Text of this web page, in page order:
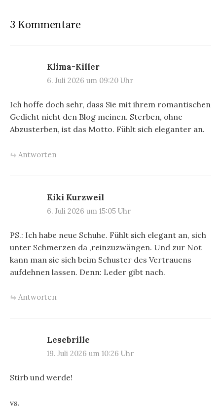
3 Kommentare
Klima-Killer
6. Juli 2026 um 09:20 Uhr
Ich hoffe doch sehr, dass Sie mit ihrem romantischen
Gedicht nicht den Blog meinen. Sterben, ohne
Abzusterben, ist das Motto. Fühlt sich eleganter an.
Antworten
Kiki Kurzweil
6. Juli 2026 um 15:05 Uhr
PS.: Ich habe neue Schuhe. Fühlt sich elegant an, sich
unter Schmerzen da ‚reinzuzwängen. Und zur Not
kann man sie sich beim Schuster des Vertrauens
aufdehnen lassen. Denn: Leder gibt nach.
Antworten
Lesebrille
19. Juli 2026 um 10:26 Uhr
Stirb und werde!
vs.